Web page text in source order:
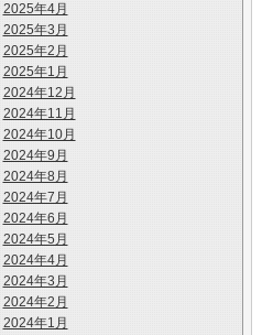
2025年4月
2025年3月
2025年2月
2025年1月
2024年12月
2024年11月
2024年10月
2024年9月
2024年8月
2024年7月
2024年6月
2024年5月
2024年4月
2024年3月
2024年2月
2024年1月